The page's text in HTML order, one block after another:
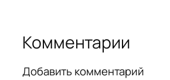
Комментарии
Добавить комментарий